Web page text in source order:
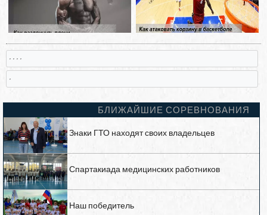
БЛИЖАЙШИЕ СОРЕВНОВАНИЯ
Знаки ГТО находят своих владельцев
Спартакиада медицинских работников
Наш победитель